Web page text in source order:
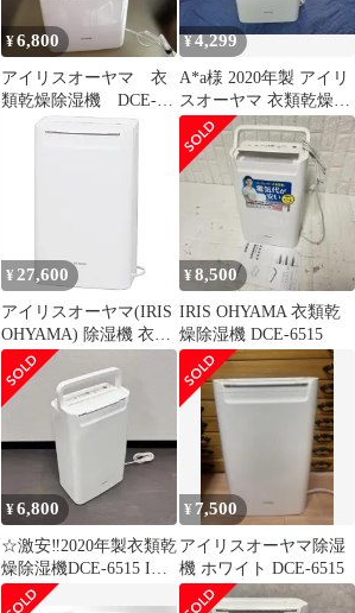
¥6,800
アイリスオーヤマ 衣
類乾燥除湿機 DCE-
¥4,299
A*a様 2020年製 アイリ
スオーヤマ 衣類乾燥除
湿機 DCE-6515
¥ 27,600
アイリスオーヤマ(IRIS
OHYAMA) 除湿機 衣類
乾燥 除湿器 コンプレッ
サー式 強力 タイマー付
静音設計 オートルーバ
ー 除湿量 6.5L ホワイ
ト DCE-6515(中古品)
¥8,500
IRIS OHYAMA 衣類乾
燥除湿機 DCE-6515
¥6,800
☆激安‼️2020年製衣類乾
燥除湿機DCE-6515 IRIS
OHYAMA
¥ 7,500
アイリスオーヤマ除湿
機 ホワイト DCE-6515